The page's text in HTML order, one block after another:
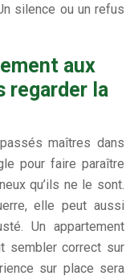
silence ou un refus
aux
regarder la
maîtres dans
pour faire paraître
qu’ils ne le sont.
elle peut aussi
Un appartement
sembler correct sur
sur place sera